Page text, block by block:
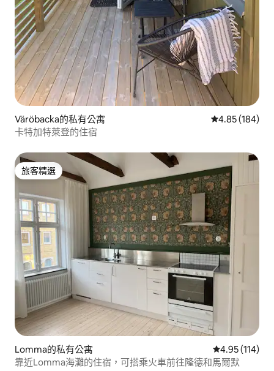
Väröbacka的私有公寓 從 184 則評價
4.85 (184)
卡特加特萊登的住宿
旅客精選
旅客精選
Lomma的私有公寓 從 114 則評價
4.95 (114)
靠近Lomma海灘的住宿，可搭乘火車前往隆德和馬爾默